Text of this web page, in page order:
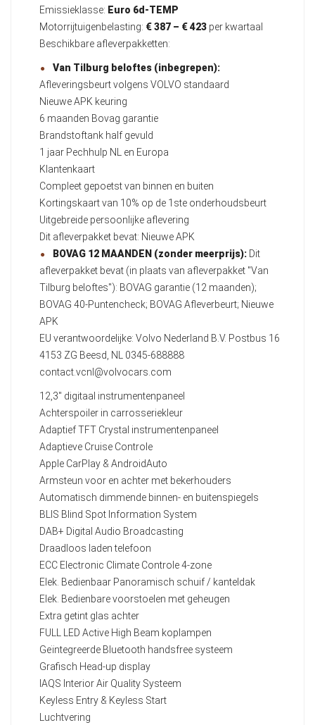
Emissieklasse: Euro 6d-TEMP
Motorrijtuigenbelasting: € 387 – € 423 per kwartaal
Beschikbare afleverpakketten:
Van Tilburg beloftes (inbegrepen):
Afleveringsbeurt volgens VOLVO standaard
Nieuwe APK keuring
6 maanden Bovag garantie
Brandstoftank half gevuld
1 jaar Pechhulp NL en Europa
Klantenkaart
Compleet gepoetst van binnen en buiten
Kortingskaart van 10% op de 1ste onderhoudsbeurt
Uitgebreide persoonlijke aflevering
Dit afleverpakket bevat: Nieuwe APK
BOVAG 12 MAANDEN (zonder meerprijs): Dit
afleverpakket bevat (in plaats van afleverpakket "Van
Tilburg beloftes"): BOVAG garantie (12 maanden);
BOVAG 40-Puntencheck; BOVAG Afleverbeurt; Nieuwe
APK
EU verantwoordelijke: Volvo Nederland B.V. Postbus 16
4153 ZG Beesd, NL 0345-688888
contact.vcnl@volvocars.com
12,3" digitaal instrumentenpaneel
Achterspoiler in carrosseriekleur
Adaptief TFT Crystal instrumentenpaneel
Adaptieve Cruise Controle
Apple CarPlay & AndroidAuto
Armsteun voor en achter met bekerhouders
Automatisch dimmende binnen- en buitenspiegels
BLIS Blind Spot Information System
DAB+ Digital Audio Broadcasting
Draadloos laden telefoon
ECC Electronic Climate Controle 4-zone
Elek. Bedienbaar Panoramisch schuif / kanteldak
Elek. Bedienbare voorstoelen met geheugen
Extra getint glas achter
FULL LED Active High Beam koplampen
Geïntegreerde Bluetooth handsfree systeem
Grafisch Head-up display
IAQS Interior Air Quality Systeem
Keyless Entry & Keyless Start
Luchtvering